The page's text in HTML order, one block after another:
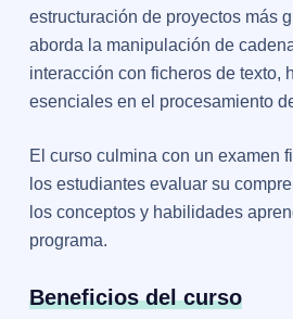
estructuración de proyectos más
aborda la manipulación de
interacción con ficheros de texto,
esenciales en el procesamiento
El curso culmina con un examen
los estudiantes evaluar su
los conceptos y habilidades
programa.
Beneficios del curso